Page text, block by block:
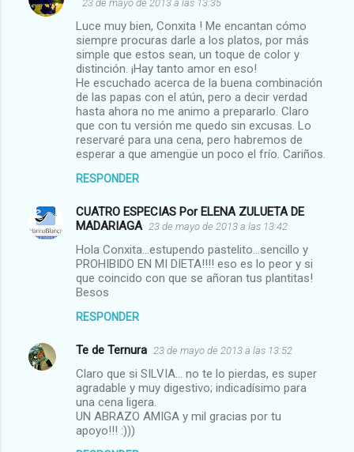
23 de mayo de 2013 a las 13:35
Luce muy bien, Conxita ! Me encantan cómo
siempre procuras darle a los platos, por más
simple que estos sean, un toque de color y
distinción. ¡Hay tanto amor en eso!
He escuchado acerca de la buena combinación
de las papas con el atún, pero a decir verdad
hasta ahora no me animo a prepararlo. Claro
que con tu versión me quedo sin excusas. Lo
reservaré para una cena, pero habremos de
esperar a que amengüe un poco el frío. Cariños.
RESPONDER
CUATRO ESPECIAS Por ELENA ZULUETA DE
MADARIAGA 23 de mayo de 2013 a las 13:42
Hola Conxita...estupendo pastelito...sencillo y
PROHIBIDO EN MI DIETA!!!! eso es lo peor y si
que coincido con que se añoran tus plantitas!
Besos
RESPONDER
Te de Ternura 23 de mayo de 2013 a las 13:52
Claro que si SILVIA... no te lo pierdas, es super
agradable y muy digestivo; indicadísimo para
una cena ligera.
UN ABRAZO AMIGA y mil gracias por tu
apoyo!!! :)))